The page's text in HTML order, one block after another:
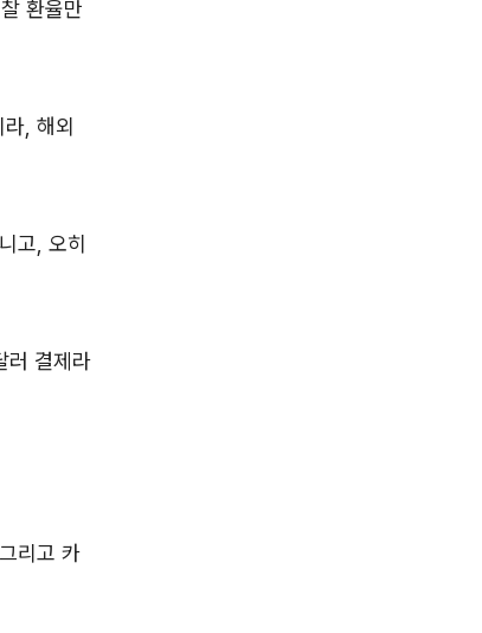
환율만
, 해외
고, 오히
러 결제라
리고 카